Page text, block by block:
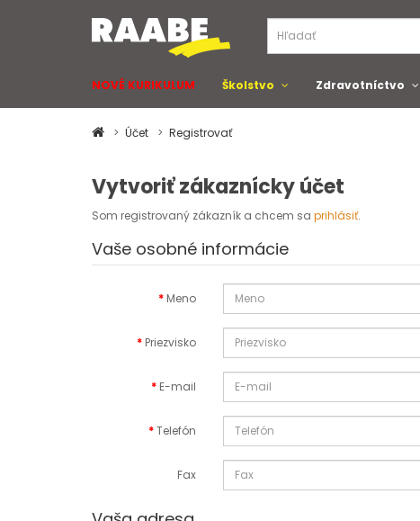
NOVÉ KURIKULUM Školstvo Zdravotníctvo
Účet Registrovať
Vytvoriť zákaznícky účet
Som registrovaný zákazník a chcem sa prihlásiť.
Vaše osobné informácie
Meno
Priezvisko
E-mail
Telefón
Fax